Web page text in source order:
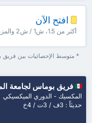
افتح الآن
أكثر من 1.5، ش1 / ش2 والمزيد
* متوسط الإحصائيات بين فريق
فريق بوماس لجامعة
المكسيك - الدوري الميكسيكي
حديثاً : 3ف / 3ت / 4خ